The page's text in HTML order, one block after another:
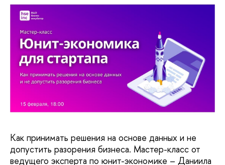
Как принимать решения на основе данных и не
допустить разорения бизнеса. Мастер-класс от
ведущего эксперта по юнит-экономике – Даниила